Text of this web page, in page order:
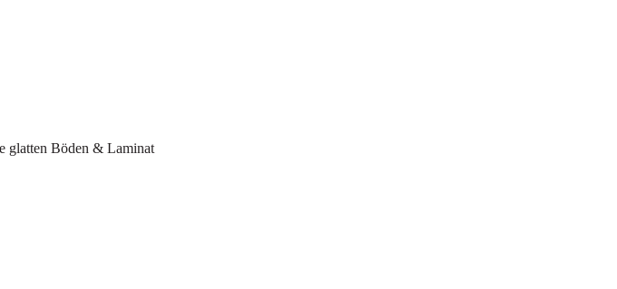
glatten Böden & Laminat